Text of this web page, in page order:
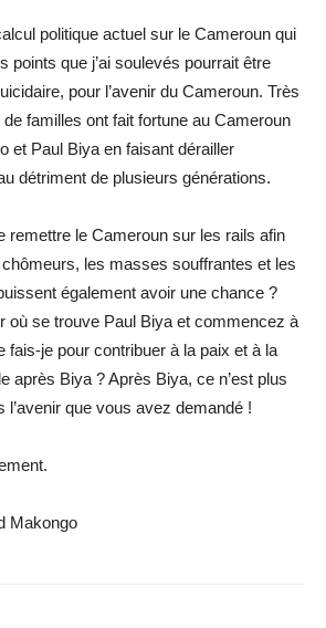
politique actuel sur le Cameroun qui
points que j’ai soulevés pourrait être
pour l’avenir du Cameroun. Très
familles ont fait fortune au Cameroun
et Paul Biya en faisant dérailler
détriment de plusieurs générations.
remettre le Cameroun sur les rails afin
les masses souffrantes et les
également avoir une chance ?
où se trouve Paul Biya et commencez à
fais-je pour contribuer à la paix et à la
après Biya ? Après Biya, ce n’est plus
l’avenir que vous avez demandé !
Makongo